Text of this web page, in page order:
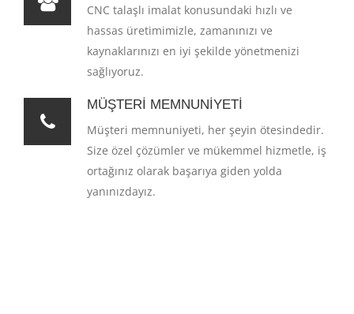
CNC talaşlı imalat konusundaki hızlı ve
hassas üretimimizle, zamanınızı ve
kaynaklarınızı en iyi şekilde yönetmenizi
sağlıyoruz.
MÜŞTERI MEMNUNIYETI
Müşteri memnuniyeti, her şeyin ötesindedir.
Size özel çözümler ve mükemmel hizmetle, iş
ortağınız olarak başarıya giden yolda
yanınızdayız.